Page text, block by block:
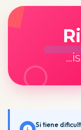
Si tiene